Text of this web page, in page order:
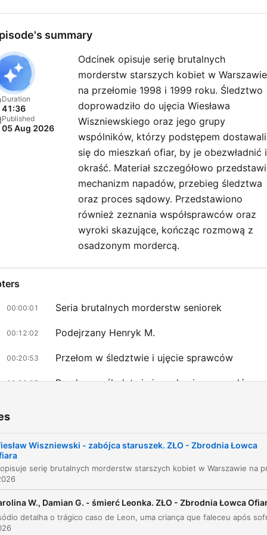
summary
Duration
41:36
Published
05 Aug 2026
Odcinek opisuje serię brutalnych
morderstw starszych kobiet w Warszawie
na przełomie 1998 i 1999 roku. Śledztwo
doprowadziło do ujęcia Wiesława
Wiszniewskiego oraz jego grupy
wspólników, którzy podstępem dostawali
się do mieszkań ofiar, by je obezwładnić i
okraść. Materiał szczegółowo
mechanizm napadów, przebieg śledztwa
oraz proces sądowy. Przedstawiono
również zeznania współsprawców oraz
wyroki skazujące, kończąc rozmową z
osadzonym mordercą.
00:00:01 Seria brutalnych morderstw seniorek
00:12:02 Podejrzany Henryk M.
00:20:53 Przełom w śledztwie i ujęcie sprawców
00:22:05 Przełom w śledztwie i mechanizm napadów
00:40:20
on a chapter to go directly to that moment
Wiszniewski - zabójca staruszek. ZŁO - Zbrodnia Łowca
W., Damian G. - śmierć Leonka. ZŁO - Zbrodnia Łowca